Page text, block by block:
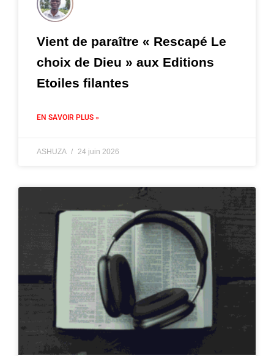
Vient de paraître « Rescapé Le
choix de Dieu » aux Editions
Etoiles filantes
EN SAVOIR PLUS »
ASHUZA 24 juin 2026